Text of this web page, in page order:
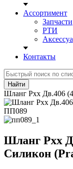
Ассортимент
Запчасти
РТИ
Контакты
Найти
Шланг Рхх Дв.406
ПП089
Шланг Рхх
Силикон